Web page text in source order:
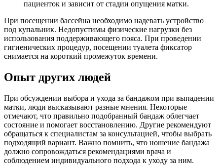
пациенток и зависит от стадии опущения матки.
При посещении бассейна необходимо надевать устройство
под купальник. Недопустимы физические нагрузки без
использования поддерживающего пояса. При проведении
гигиенических процедур, посещении туалета фиксатор
снимается на короткий промежуток времени.
Опыт других людей
При обсуждении выбора и ухода за бандажом при выпадении
матки, люди высказывают разные мнения. Некоторые
отмечают, что правильно подобранный бандаж облегчает
состояние и помогает восстановлению. Другие рекомендуют
обращаться к специалистам за консультацией, чтобы выбрать
подходящий вариант. Важно помнить, что ношение бандажа
должно сопровождаться рекомендациями врача и
соблюдением индивидуального подхода к уходу за ним.